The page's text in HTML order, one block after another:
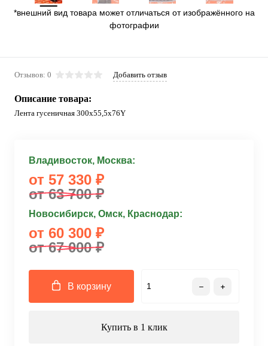
*внешний вид товара может отличаться от изображённого на
фотографии
Отзывов: 0 Добавить отзыв
Описание товара:
Лента гусеничная 300x55,5x76Y
Владивосток, Москва:
от 57 330 ₽
от 63 700 ₽
Новосибирск, Омск, Краснодар:
от 60 300 ₽
от 67 000 ₽
В корзину
Купить в 1 клик